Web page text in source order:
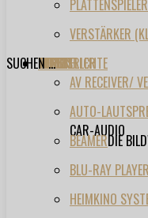
PLATTENSPIELER
VERSTÄRKER
TESTBERICHTE
AV RECEIVER/
AUTO-
CAR-AUDIO
BEAMERDIE
BLU-RAY PLAYER
HEIMKINO
FORUM
FILME
VIDEOS
HERSTELLER
EVENT
SUCHEN ...